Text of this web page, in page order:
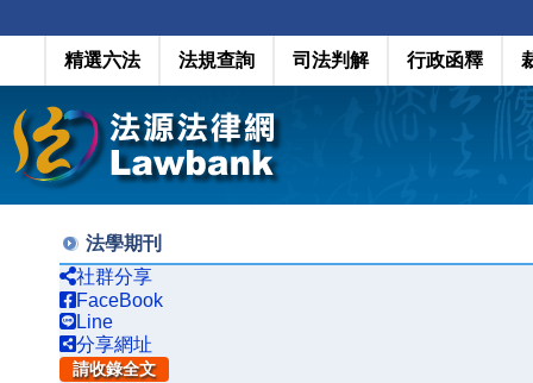
精選六法 法規查詢 司法判解 行政函釋
法學期刊
社群分享
FaceBook
Line
分享網址
請收錄全文